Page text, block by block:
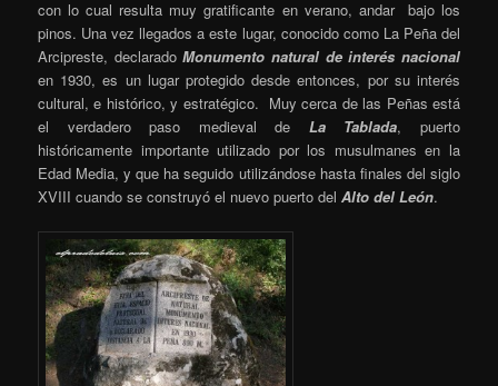
con lo cual resulta muy gratificante en verano, andar bajo los
pinos. Una vez llegados a este lugar, conocido como La Peña del
Arcipreste, declaradoMonumento natural de interés nacional
en 1930, es un lugar protegido desde entonces, por su interés
cultural, e histórico, y estratégico. Muy cerca de las Peñas está
el verdadero paso medieval de La Tablada, puerto
históricamente importante utilizado por los musulmanes en la
Edad Media, y que ha seguido utilizándose hasta finales del siglo
XVIII cuando se construyó el nuevo puerto delAlto del León.